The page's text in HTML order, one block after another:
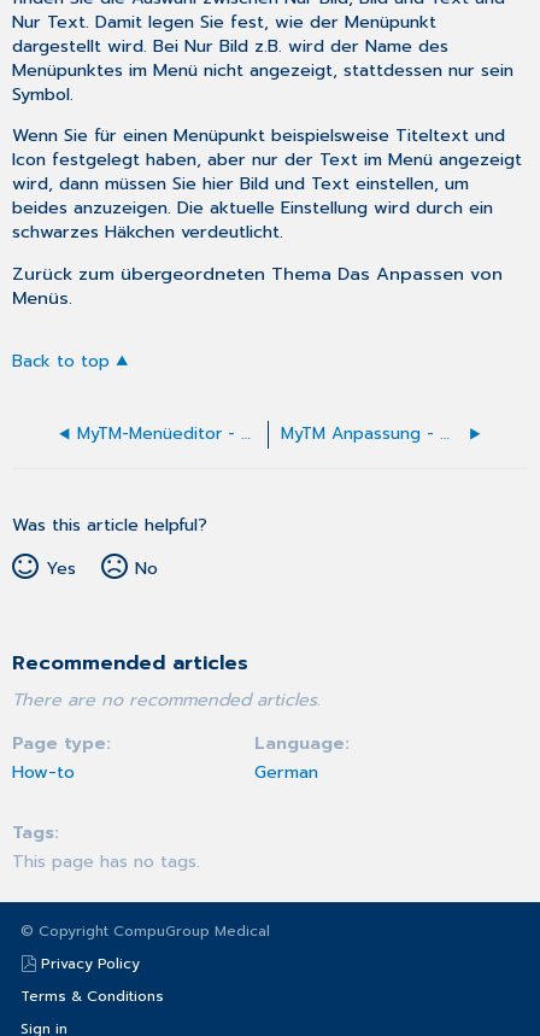
Nur Text. Damit legen Sie fest, wie der Menüpunkt
dargestellt wird. BeiNur Bild z.B. wird der Name des
Menüpunktes im Menü nicht angezeigt, stattdessen nur sein
Symbol.
Wenn Sie für einen Menüpunkt beispielsweise Titeltext und
Icon festgelegt haben, aber nur der Text im Menü angezeigt
wird, dann müssen Sie hier Bild und Text einstellen, um
beides anzuzeigen. Die aktuelle Einstellung wird durch ein
schwarzes Häkchen verdeutlicht.
Zurück zum übergeordneten Thema Das Anpassen von
Menüs.
Back to top
MyTM-Menüeditor - Menüs anpassen MyTM Anpassung - Menüpunkte löschen
Was this article helpful?
Yes
No
Recommended articles
There are no recommended articles.
Page type
How-to
Language
German
Tags
This page has no tags.
© Copyright CompuGroup Medical
Privacy Policy
Terms & Conditions
Sign in